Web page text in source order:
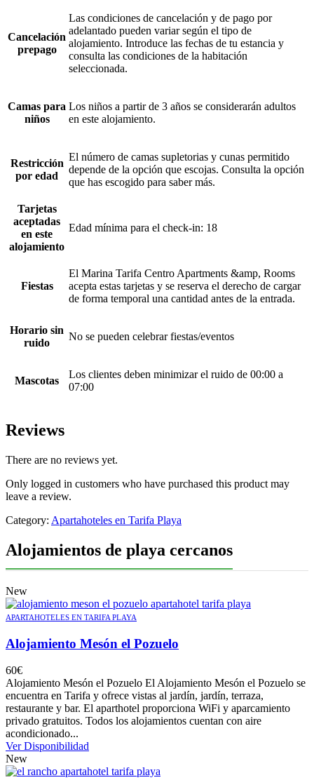
Cancelación
prepago
Las condiciones de cancelación y de pago por
adelantado pueden variar según el tipo de
alojamiento. Introduce las fechas de tu estancia y
consulta las condiciones de la habitación
seleccionada.
Camas para
niños
Los niños a partir de 3 años se considerarán adultos
en este alojamiento.
Restricción
por edad
El número de camas supletorias y cunas permitido
depende de la opción que escojas. Consulta la opción
que has escogido para saber más.
Tarjetas
aceptadas
en este
alojamiento
Edad mínima para el check-in: 18
Fiestas
El Marina Tarifa Centro Apartments &amp, Rooms
acepta estas tarjetas y se reserva el derecho de cargar
de forma temporal una cantidad antes de la entrada.
Horario sin
ruido
No se pueden celebrar fiestas/eventos
Mascotas
Los clientes deben minimizar el ruido de 00:00 a
07:00
Reviews
There are no reviews yet.
Only logged in customers who have purchased this product may
leave a review.
Category: Apartahoteles en Tarifa Playa
Alojamientos de playa cercanos
New
APARTAHOTELES EN TARIFA PLAYA
Alojamiento Mesón el Pozuelo
60€
Alojamiento Mesón el Pozuelo El Alojamiento Mesón el Pozuelo se
encuentra en Tarifa y ofrece vistas al jardín, jardín, terraza,
restaurante y bar. El aparthotel proporciona WiFi y aparcamiento
privado gratuitos. Todos los alojamientos cuentan con aire
acondicionado...
Ver Disponibilidad
New